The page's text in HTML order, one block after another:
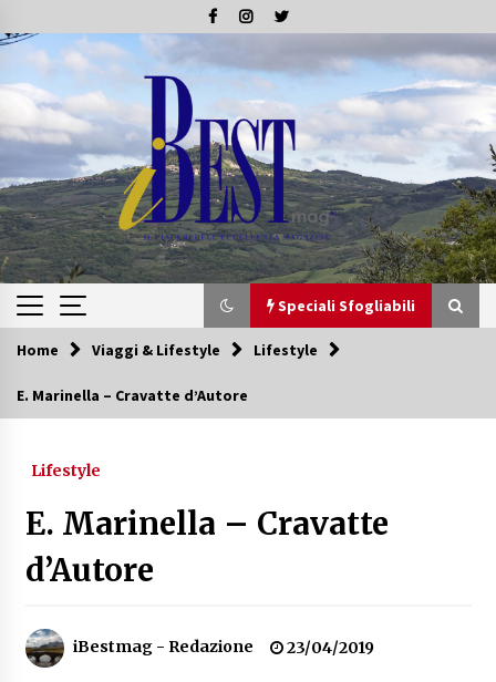
to
content
Speciali Sfogliabili
Speciali Sfogliabili
Speciale – Cinque Risi Italiani Top
31/07/2018
Home Viaggi & Lifestyle Lifestyle
E. Marinella – Cravatte d’Autore
Lifestyle
E. Marinella – Cravatte
d’Autore
iBestmag - Redazione 23/04/2019